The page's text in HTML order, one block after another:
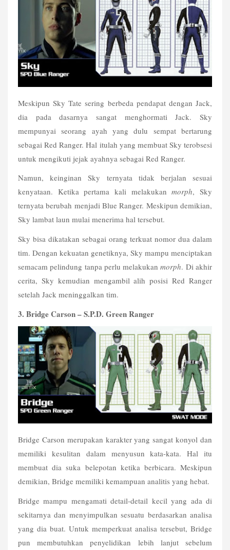
Meskipun Sky Tate sering berbeda pendapat dengan Jack,
dia pada dasarnya sangat menghormati Jack. Sky
mempunyai seorang ayah yang dulu sempat bertarung
sebagai Red Ranger. Hal itulah yang membuat Sky terobsesi
untuk mengikuti jejak ayahnya sebagai Red Ranger.
Namun, keinginan Sky ternyata tidak berjalan sesuai
kenyataan. Ketika pertama kali melakukan morph, Sky
ternyata berubah menjadi Blue Ranger. Meskipun demikian,
Sky lambat laun mulai menerima hal tersebut.
Sky bisa dikatakan sebagai orang terkuat nomor dua dalam
tim. Dengan kekuatan genetiknya, Sky mampu menciptakan
semacam pelindung tanpa perlu melakukan morph. Di akhir
cerita, Sky kemudian mengambil alih posisi Red Ranger
setelah Jack meninggalkan tim.
3. Bridge Carson – S.P.D. Green Ranger
Bridge Carson merupakan karakter yang sangat konyol dan
memiliki kesulitan dalam menyusun kata-kata. Hal itu
membuat dia suka belepotan ketika berbicara. Meskipun
demikian, Bridge memiliki kemampuan analitis yang hebat.
Bridge mampu mengamati detail-detail kecil yang ada di
sekitarnya dan menyimpulkan sesuatu berdasarkan analisa
yang dia buat. Untuk memperkuat analisa tersebut, Bridge
pun membutuhkan penyelidikan lebih lanjut sebelum